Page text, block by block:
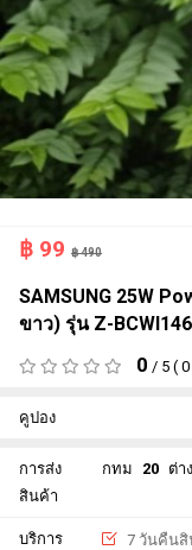
฿ 99 ฿ 490
SAMSUNG 25W
ขาว) รุ่น Z-
0 / 5 ( 0
คูปอง
การส่ง
สินค้า
กทม 20 ต่า
บริการ
7 วันคืนสิ